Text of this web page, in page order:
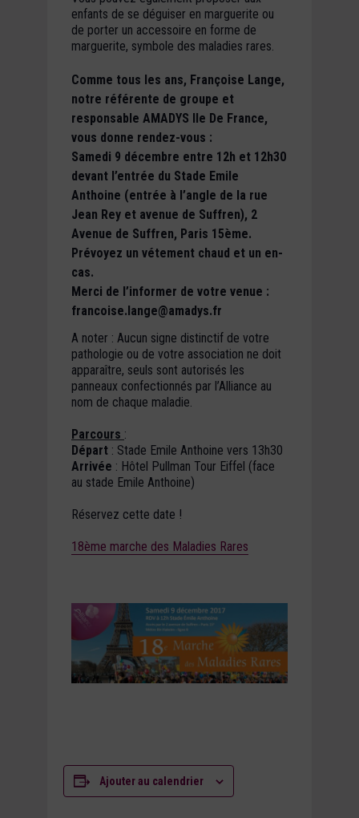
enfants de se déguiser en marguerite ou
de porter un accessoire en forme de
marguerite, symbole des maladies rares.
Comme tous les ans, Françoise Lange,
notre référente de groupe et
responsable AMADYS Ile De France,
vous donne rendez-vous :
Samedi 9 décembre entre 12h et 12h30
devant l’entrée du Stade Emile
Anthoine (entrée à l’angle de la rue
Jean Rey et avenue de Suffren), 2
Avenue de Suffren, Paris 15ème.
Prévoyez un vétement chaud et un en-
cas.
Merci de l’informer de votre venue :
francoise.lange@amadys.fr
A noter : Aucun signe distinctif de votre
pathologie ou de votre association ne doit
apparaître, seuls sont autorisés les
panneaux confectionnés par l’Alliance au
nom de chaque maladie.
Parcours :
Départ : Stade Emile Anthoine vers 13h30
Arrivée : Hôtel Pullman Tour Eiffel (face
au stade Emile Anthoine)
Réservez cette date !
18ème marche des Maladies Rares
Ajouter au calendrier